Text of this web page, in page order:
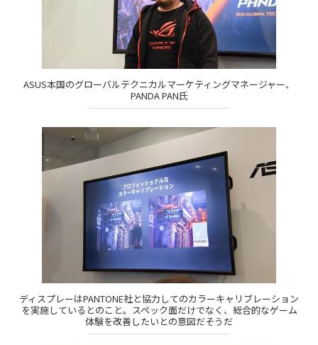
ASUS本国のグローバルテクニカルマーケティングマネージャー、
PANDA PAN氏
ディスプレーはPANTONE社と協力してのカラーキャリブレーション
を実施しているとのこと。スペック面だけでなく、総合的なゲーム
体験を改善したいとの意図だそうだ